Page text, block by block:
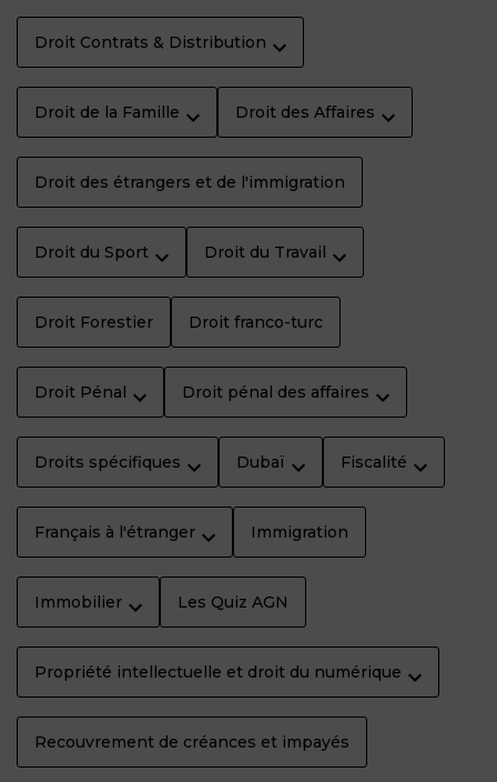
Droit Contrats & Distribution
Droit de la Famille Droit des Affaires
Droit des étrangers et de l'immigration
Droit du Sport Droit du Travail
Droit Forestier Droit franco-turc
Droit Pénal Droit pénal des affaires
Droits spécifiques Dubaï Fiscalité
Français à l'étranger Immigration
Immobilier Les Quiz AGN
Propriété intellectuelle et droit du numérique
Recouvrement de créances et impayés